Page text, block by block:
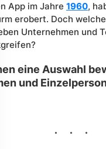
App im Jahre 1960,
erobert. Doch
Unternehmen
eine Auswahl
und